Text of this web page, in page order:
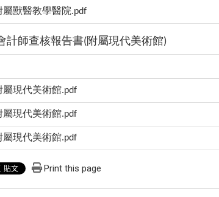
屬獸醫教學醫院.pdf
計師查核報告書(附屬現代美術館)
屬現代美術館.pdf
屬現代美術館.pdf
屬現代美術館.pdf
Print this page